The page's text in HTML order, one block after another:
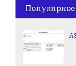
Популярное